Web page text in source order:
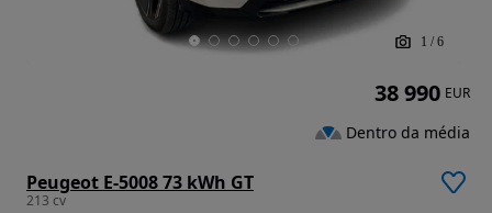
1 / 6
Peugeot E-5008 73 kWh GT
213 cv
38 990 EUR
Dentro da média